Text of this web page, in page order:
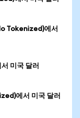
Tokenized)에서
미국 달러
에서 미국 달러